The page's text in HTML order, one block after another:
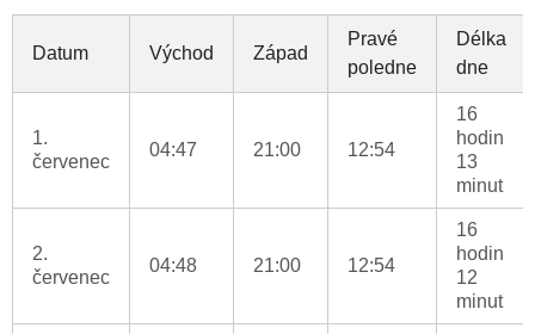
Datum Východ Západ
Pravé
poledne
Délka
dne
1.
červenec
04:47 21:00 12:54
16
hodin
13
minut
2.
červenec
04:48 21:00 12:54
16
hodin
12
minut